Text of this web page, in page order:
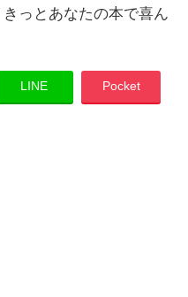
っとあなたの本で喜ん
LINE Pocket